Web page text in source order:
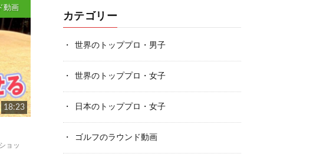
動画
18:23
ョッ
カテゴリー
世界のトッププロ・男子
世界のトッププロ・女子
日本のトッププロ・女子
ゴルフのラウンド動画